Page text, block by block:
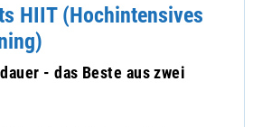
HIIT (Hochintensives
- das Beste aus zwei